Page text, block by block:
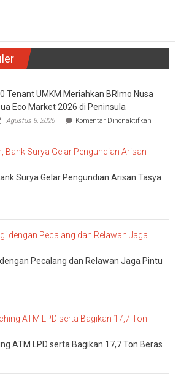
Tenant UMKM Meriahkan BRImo Nusa
Eco Market 2026 di Peninsula
Agustus 8, 2026 Komentar Dinonaktifkanpada
Tenant
Nusa
Surya Gelar Pengundian Arisan Tasya
Pecalang dan Relawan Jaga Pintu
ATM LPD serta Bagikan 17,7 Ton Beras